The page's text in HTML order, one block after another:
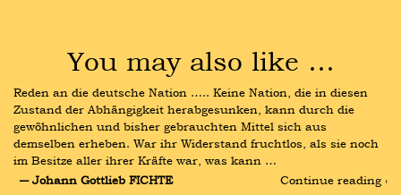
You may also like …
Reden an die deutsche Nation ….. Keine Nation, die in diesen
Zustand der Abhängigkeit herabgesunken, kann durch die
gewöhnlichen und bisher gebrauchten Mittel sich aus
demselben erheben. War ihr Widerstand fruchtlos, als sie noch
im Besitze aller ihrer Kräfte war, was kann …
― Johann Gottlieb FICHTE
Continue reading ›